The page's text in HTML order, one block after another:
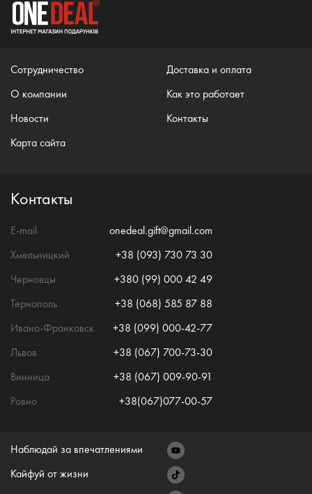
Сотрудничество
О компании
Новости
Карта сайта
Доставка и оплата
Как это работает
Контакты
Контакты
E-mail
onedeal.gift@gmail.com
Хмельницкий
+38 (093) 730 73 30
Черновцы
+380 (99) 000 42 49
Тернополь
+38 (068) 585 87 88
Ивано-Франковск
+38 (099) 000-42-77
Львов
+38 (067) 700-73-30
Винница
+38 (067) 009-90-91
Ровно
+38(067)077-00-57
Наблюдай за впечатлениями
Кайфуй от жизни